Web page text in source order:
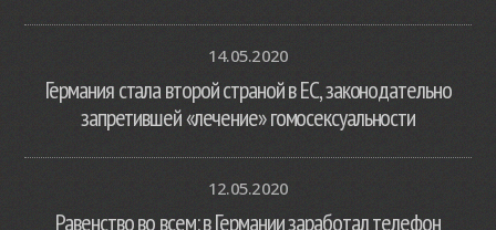
14.05.2020
Германия стала второй страной в ЕС, законодательно
запретившей «лечение» гомосексуальности
12.05.2020
Равенство во всем: в Германии заработал телефон